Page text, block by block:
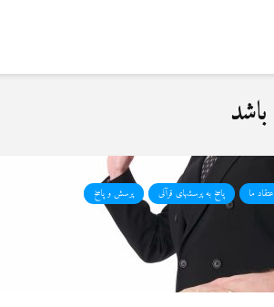
ما پاسخ به پرسشهای قرآنی پرسش و پاسخ